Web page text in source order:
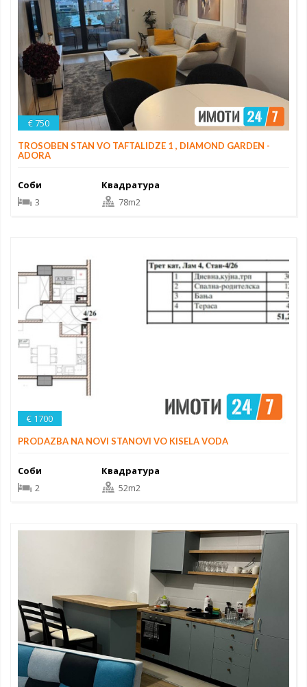
€ 750
TROSOBEN STAN VO TAFTALIDZE 1 , DIAMOND GARDEN -
ADORA
Соби
3
Квадратура
78m2
€ 1700
PRODAZBA NA NOVI STANOVI VO KISELA VODA
Соби
2
Квадратура
52m2